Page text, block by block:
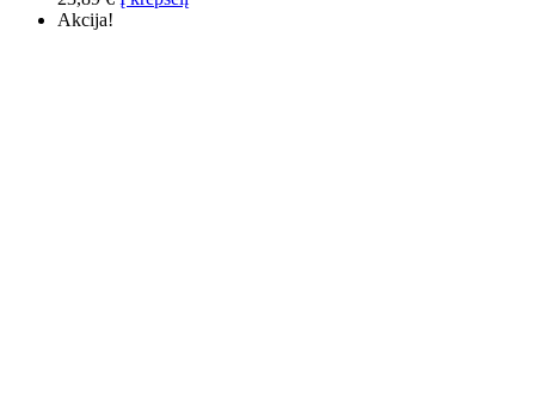
Akcija!